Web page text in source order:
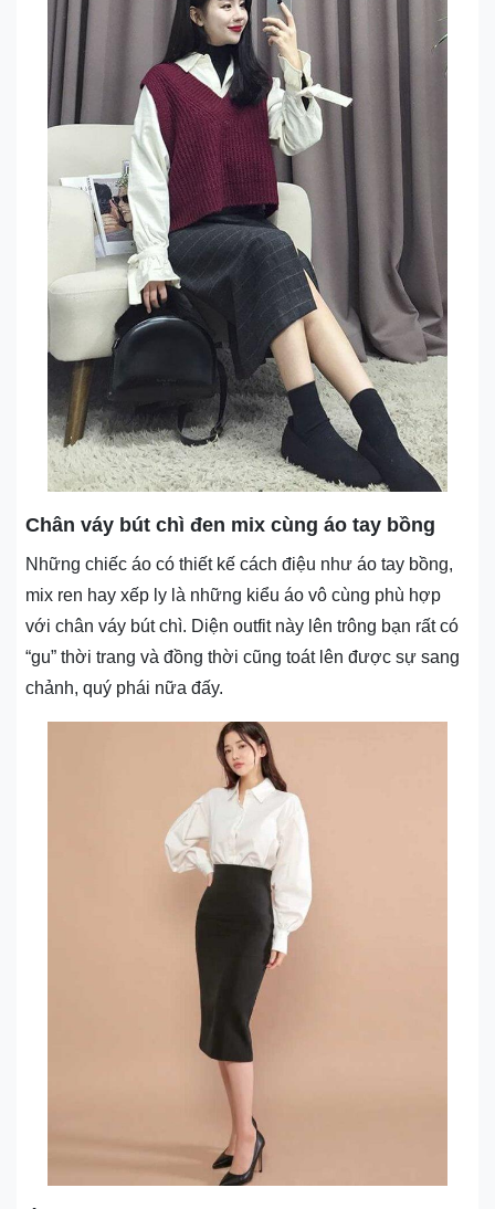
Chân váy bút chì đen mix cùng áo tay bồng
Những chiếc áo có thiết kế cách điệu như áo tay bồng,
mix ren hay xếp ly là những kiểu áo vô cùng phù hợp
với chân váy bút chì. Diện outfit này lên trông bạn rất có
“gu” thời trang và đồng thời cũng toát lên được sự sang
chảnh, quý phái nữa đấy.